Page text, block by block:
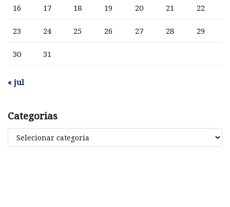
16 17 18 19 20 21 22
23 24 25 26 27 28 29
30 31
« jul
Categorias